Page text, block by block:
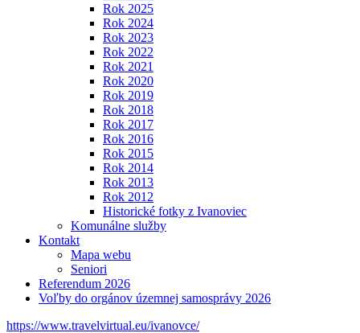
Rok 2025
Rok 2024
Rok 2023
Rok 2022
Rok 2021
Rok 2020
Rok 2019
Rok 2018
Rok 2017
Rok 2016
Rok 2015
Rok 2014
Rok 2013
Rok 2012
Historické fotky z Ivanoviec
Komunálne služby
Kontakt
Mapa webu
Seniori
Referendum 2026
Voľby do orgánov územnej samosprávy 2026
https://www.travelvirtual.eu/ivanovce/